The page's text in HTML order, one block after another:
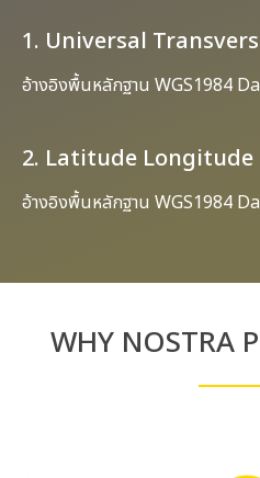
1. Universal
อ้างอิงพื้นหลักฐาน WGS1984
2. Latitude Longitude
อ้างอิงพื้นหลักฐาน WGS1984
WHY NOSTRA